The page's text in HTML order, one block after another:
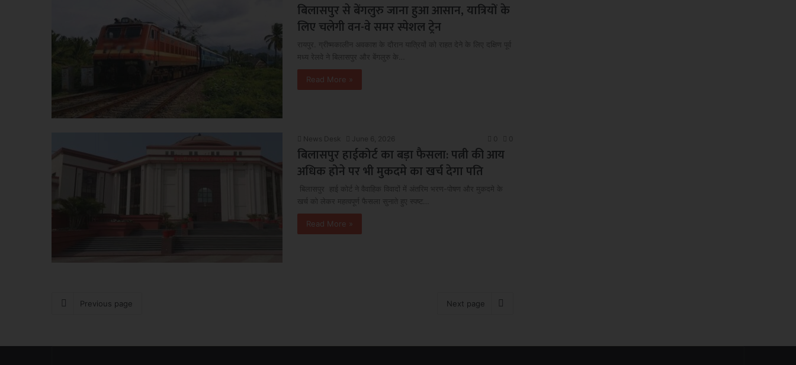
बिलासपुर से बेंगलुरु जाना हुआ आसान, यात्रियों के
लिए चलेगी वन-वे समर स्पेशल ट्रेन
रायपुर. ग्रीष्मकालीन अवकाश के दौरान यात्रियों को राहत देने के लिए दक्षिण पूर्व
मध्य रेलवे ने बिलासपुर और बेंगलुरु के…
Read More »
News Desk June 6, 2026 0 0
बिलासपुर हाईकोर्ट का बड़ा फैसला: पत्नी की आय
अधिक होने पर भी मुकदमे का खर्च देगा पति
बिलासपुर हाई कोर्ट ने वैवाहिक विवादों में अंतरिम भरण-पोषण और मुकदमे के
खर्च को लेकर महत्वपूर्ण फैसला सुनाते हुए स्पष्ट…
Read More »
Previous page Next page